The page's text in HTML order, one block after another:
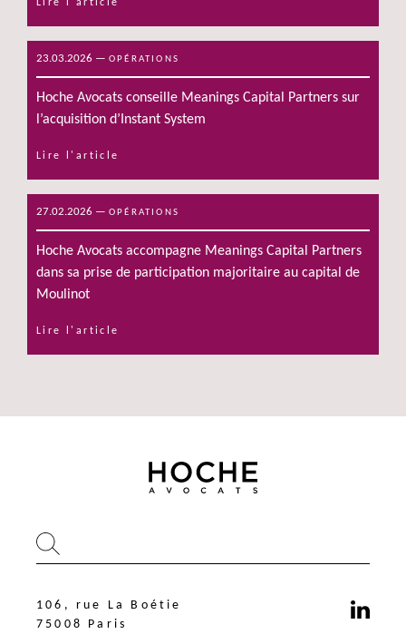
Lire l'article
23.03.2026 — OPÉRATIONS
Hoche Avocats conseille Meanings Capital Partners sur
l’acquisition d’Instant System
Lire l'article
27.02.2026 — OPÉRATIONS
Hoche Avocats accompagne Meanings Capital Partners
dans sa prise de participation majoritaire au capital de
Moulinot
Lire l'article
106, rue La Boétie
75008 Paris